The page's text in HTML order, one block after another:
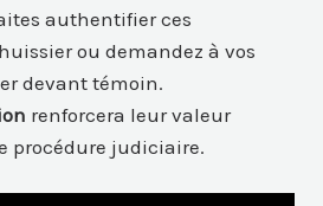
authentifier ces
ou demandez à vos
devant témoin.
renforcera leur valeur
procédure judiciaire.